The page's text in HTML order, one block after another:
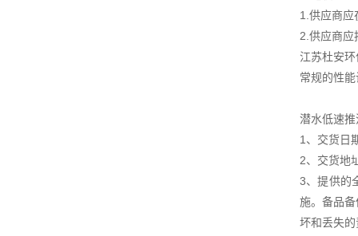
1.供应商应
2.供应商应
江苏杜安
常规的性
潜水低速
1、交货日
2、交货地
3、提供的
施。备品
坏和丢失